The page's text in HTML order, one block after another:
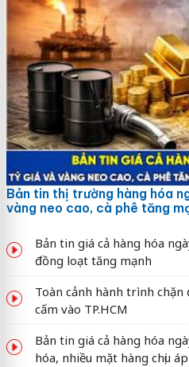
Bản tin thị trường hàng hóa
vàng neo cao, cà phê tăng
Bản tin giá cả hàng hóa
đồng loạt tăng mạnh
Toàn cảnh hành trình
cấm vào TP.HCM
Bản tin giá cả hàng hóa
hóa, nhiều mặt hàng chịu